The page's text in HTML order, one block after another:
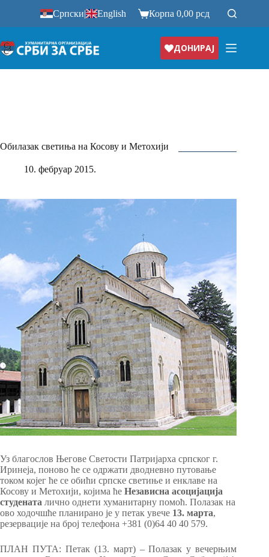
Српски| English Корпа0,00рсд
ДОНИРАЈ
Обилазак светиња на Косову и Метохији
10. фебруар 2015.
Уз благослов Његове Светости Патријарха српског г.
Иринеја, поново ће се одржати дводневно путовање
током којег ће се обићи српске светиње и енклаве на
Косову и Метохији, којима ће Независнa асоцијацијa
студената лично однети хуманитарну помоћ. Полазак на
ово ходочшће планирано је у петак увече 13. марта,
резервације на број телефона +381 (0)64 40 40 579.
ПЛАН ПУТА: Петак (13. март) – Полазак у вечерњим